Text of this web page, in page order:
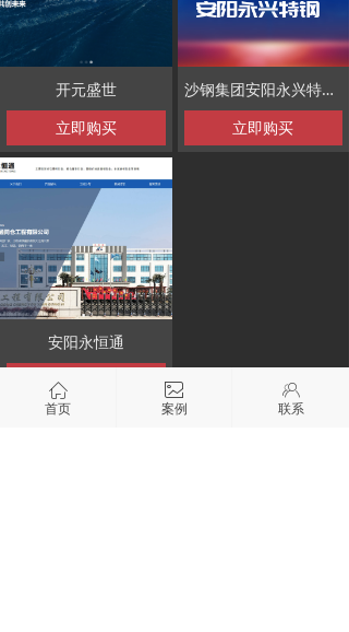
开元盛世
立即购买
沙钢集团安阳永兴特钢有限公司
立即购买
安阳永恒通
立即购买
ꀇ
首页
ꂈ
案例
ꁘ
联系